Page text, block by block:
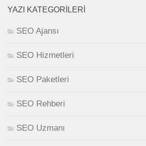
YAZI KATEGORILERI
SEO Ajansı
SEO Hizmetleri
SEO Paketleri
SEO Rehberi
SEO Uzmanı